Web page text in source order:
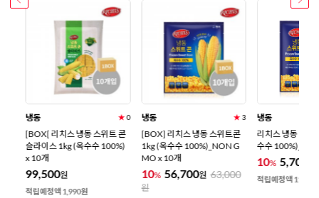
냉동 ★0
[BOX[ 리치스 냉동 스위트 콘
슬라이스 1kg (옥수수 100%)
x 10개
99,500원
적립예정액 1,990원
냉동 ★3
[BOX] 리치스 냉동 스위트콘
1kg (옥수수 100%)_NON G
MO x 10개
10% 56,700원 63,000
원
냉동
리치스 냉동 스위
수수
10% 5,700
적립예정액 110원